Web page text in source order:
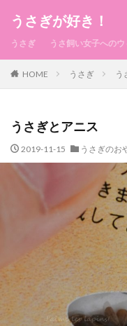
うさぎが好き！
うさぎ うさ飼い女子へのウ
HOME うさぎ う
うさぎとアニス
2019-11-15 うさぎのお